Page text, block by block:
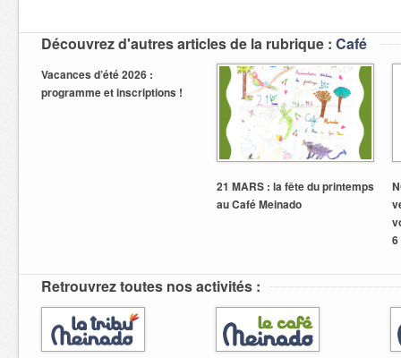
Découvrez d'autres articles de la rubrique : Café
Vacances d’été 2026 :
programme et inscriptions !
21 MARS : la fête du printemps
au Café Meinado
Retrouvrez toutes nos activités :